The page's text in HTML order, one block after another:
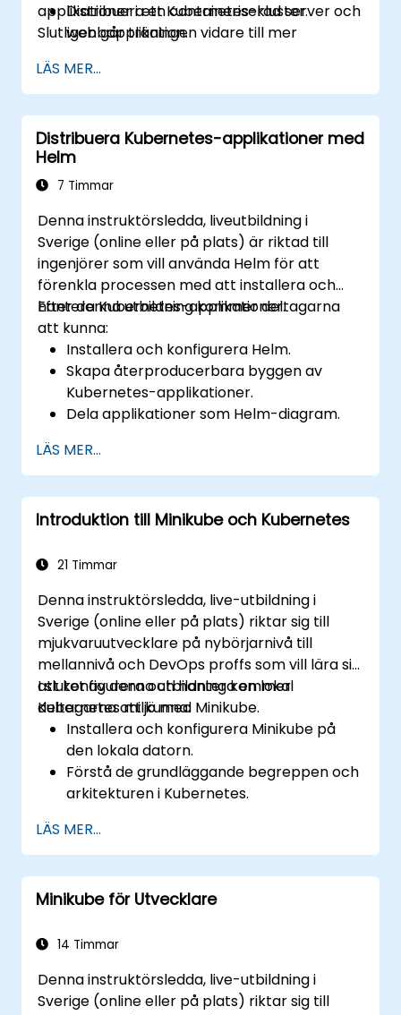
applikationer i ett Kubernetes-kluster.
Slutligen går träningen vidare till mer
deltagarna genom processen med att säkra,
skalera och övervaka ett Kubernetes-kluster.
Distribuera en containeriserad server och
webbapplikation.
Konfigurera ett Docker- och Kubernetes-
kluster.
Använda Kubernetes för att distribuera
och hantera en klusterad
webbapplikation.
Säkra, skalera och övervaka ett
LÄS MER...
Distribuera Kubernetes-applikationer med
Helm
7 Timmar
Denna instruktörsledda, liveutbildning i
Sverige (online eller på plats) är riktad till
ingenjörer som vill använda Helm för att
förenkla processen med att installera och
hantera Kubernetes-applikationer.
Efter denna utbildning kommer deltagarna
att kunna:
Installera och konfigurera Helm.
Skapa återproducerbara byggen av
Kubernetes-applikationer.
Dela applikationer som Helm-diagram.
som Helm-diagram.
Hantera utgåvor av Helm-paket.
LÄS MER...
Introduktion till Minikube och Kubernetes
21 Timmar
Denna instruktörsledda, live-utbildning i
Sverige (online eller på plats) riktar sig till
mjukvaruutvecklare på nybörjarnivå till
mellannivå och DevOps proffs som vill lära sig
att konfigurera och hantera en lokal
Kubernetes miljö med Minikube.
I slutet av denna utbildning kommer
deltagarna att kunna:
Installera och konfigurera Minikube på
den lokala datorn.
Förstå de grundläggande begreppen och
arkitekturen i Kubernetes.
hjälp av kubectl och Minikube-
instrumentpanelen.
Konfigurera beständiga lagrings- och
nätverkslösningar för Kubernetes.
och felsöka applikationer.
LÄS MER...
Minikube för Utvecklare
14 Timmar
Denna instruktörsledda, live-utbildning i
Sverige (online eller på plats) riktar sig till